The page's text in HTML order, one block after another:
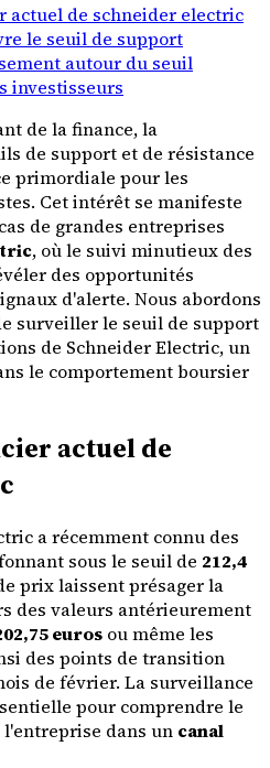
actuel de schneider electric
le seuil de support
autour du seuil
investisseurs
de la finance, la
de support et de résistance
primordiale pour les
Cet intérêt se manifeste
de grandes entreprises
, où le suivi minutieux des
des opportunités
d'alerte. Nous abordons
surveiller le seuil de support
de Schneider Electric, un
le comportement boursier
actuel de
a récemment connu des
sous le seuil de 212,4
prix laissent présager la
des valeurs antérieurement
euros ou même les
des points de transition
de février. La surveillance
pour comprendre le
dans un canal